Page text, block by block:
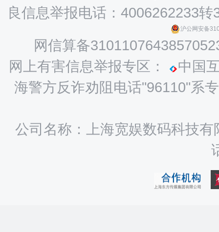
良信息举报电话：4006262233转
沪公网安备
网信算备
网上有害信息举报专区：
中国
海警方反诈劝阻电话"96110"系
公司名称：上海宽娱数码科技有